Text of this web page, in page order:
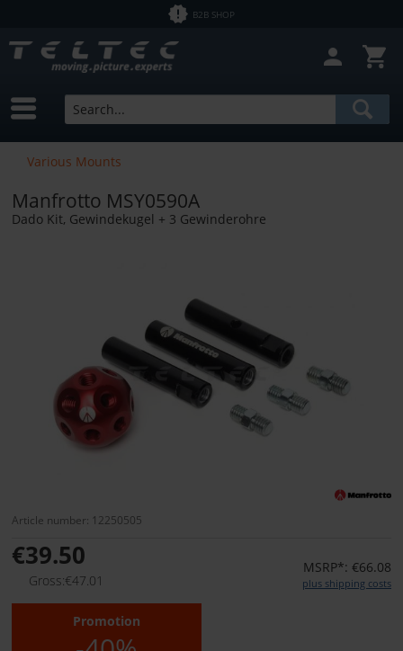
B2B SHOP
Various Mounts
Manfrotto MSY0590A
Dado Kit, Gewindekugel + 3 Gewinderohre
Article number: 12250505
€39.50
Gross:€47.01
MSRP*: €66.08
plus shipping costs
Promotion